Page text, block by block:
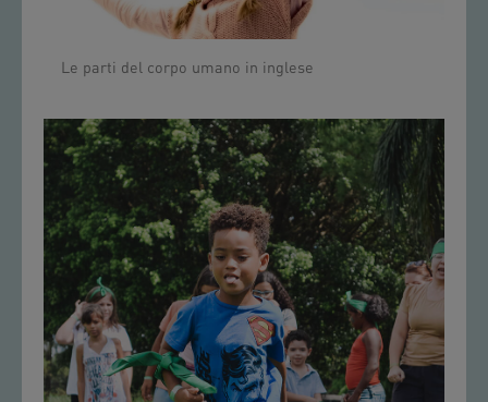
Le parti del corpo umano in inglese